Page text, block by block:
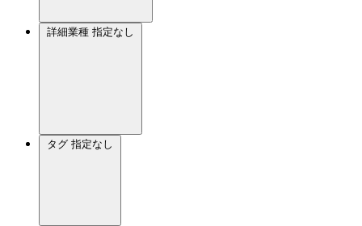
詳細業種 指定なし
タグ 指定なし